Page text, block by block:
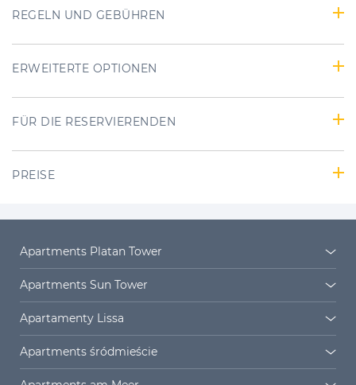
REGELN UND GEBÜHREN
ERWEITERTE OPTIONEN
FÜR DIE RESERVIERENDEN
PREISE
Apartments Platan Tower
Platan Tower
Apartments Sun Tower
Sun Towers 38/11
Sun Towers 38/52
Sun Towers 38/58
Apartamenty Lissa
Lissa 2
Lissa 4
Lissa 5
Apartments śródmieście
Apartments Bałtyk